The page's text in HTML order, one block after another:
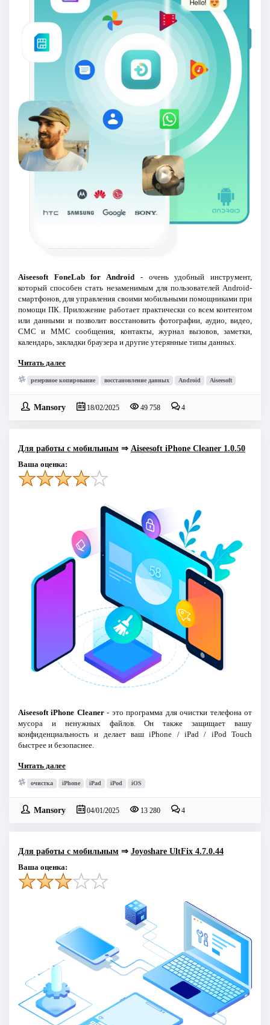
Aiseesoft FoneLab for Android - очень удобный инструмент,
который способен стать незаменимым для пользователей Android-
смартфонов, для управления своими мобильными помощниками при
помощи ПК. Приложение работает практически со всем контентом
или данными и позволит восстановить фотографии, аудио, видео,
СМС и ММС сообщения, контакты, журнал вызовов, заметки,
календарь, закладки браузера и другие утерянные типы данных.
Читать далее
резервное копирование восстановление данных Android Aiseesoft
Mansory 18/02/2025 49 758 4
Для работы с мобильным ⇒ Aiseesoft iPhone Cleaner 1.0.50
Ваша оценка:
Aiseesoft iPhone Cleaner- это программа для очистки телефона от
мусора и ненужных файлов. Он также защищает вашу
конфиденциальность и делает ваш iPhone / iPad / iPod Touch
быстрее и безопаснее.
Читать далее
очистка iPhone iPad iPod iOS
Mansory 04/01/2025 13 280 4
Для работы с мобильным ⇒ Joyoshare UltFix 4.7.0.44
Ваша оценка: